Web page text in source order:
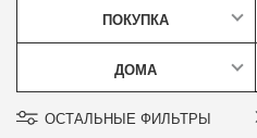
ПОКУПКА
ДОМА
ОСТАЛЬНЫЕ ФИЛЬТРЫ